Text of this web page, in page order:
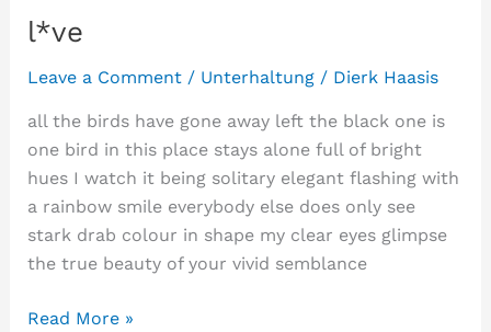
l*ve
Leave a Comment / Unterhaltung/ Dierk Haasis
all the birds have gone away left the black one is
one bird in this place stays alone full of bright
hues I watch it being solitary elegant flashing with
a rainbow smile everybody else does only see
stark drab colour in shape my clear eyes glimpse
the true beauty of your vivid semblance
l*ve
Read More »